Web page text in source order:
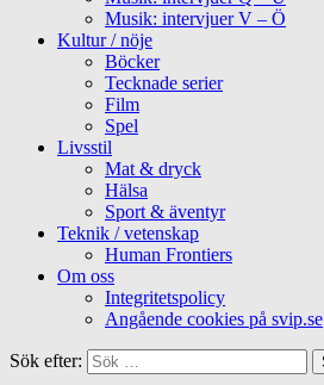
Musik: intervjuer V – Ö
Kultur / nöje
Böcker
Tecknade serier
Film
Spel
Livsstil
Mat & dryck
Hälsa
Sport & äventyr
Teknik / vetenskap
Human Frontiers
Om oss
Integritetspolicy
Angående cookies på svip.se
Sök efter: